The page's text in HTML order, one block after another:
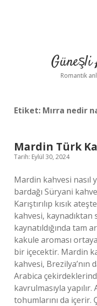
Romantik
Etiket: Mırra nedir
Mardin Türk
Tarih: Eylül 30, 2024
Mardin kahvesi nasıl
bardağı Süryani
Karıştırılıp kısık
kahvesi,
kaynatıldığında tam
kakule aroması
bir içecektir. Mardin
kahvesi,
Arabica
kavrulmasıyla
tohumlarını da